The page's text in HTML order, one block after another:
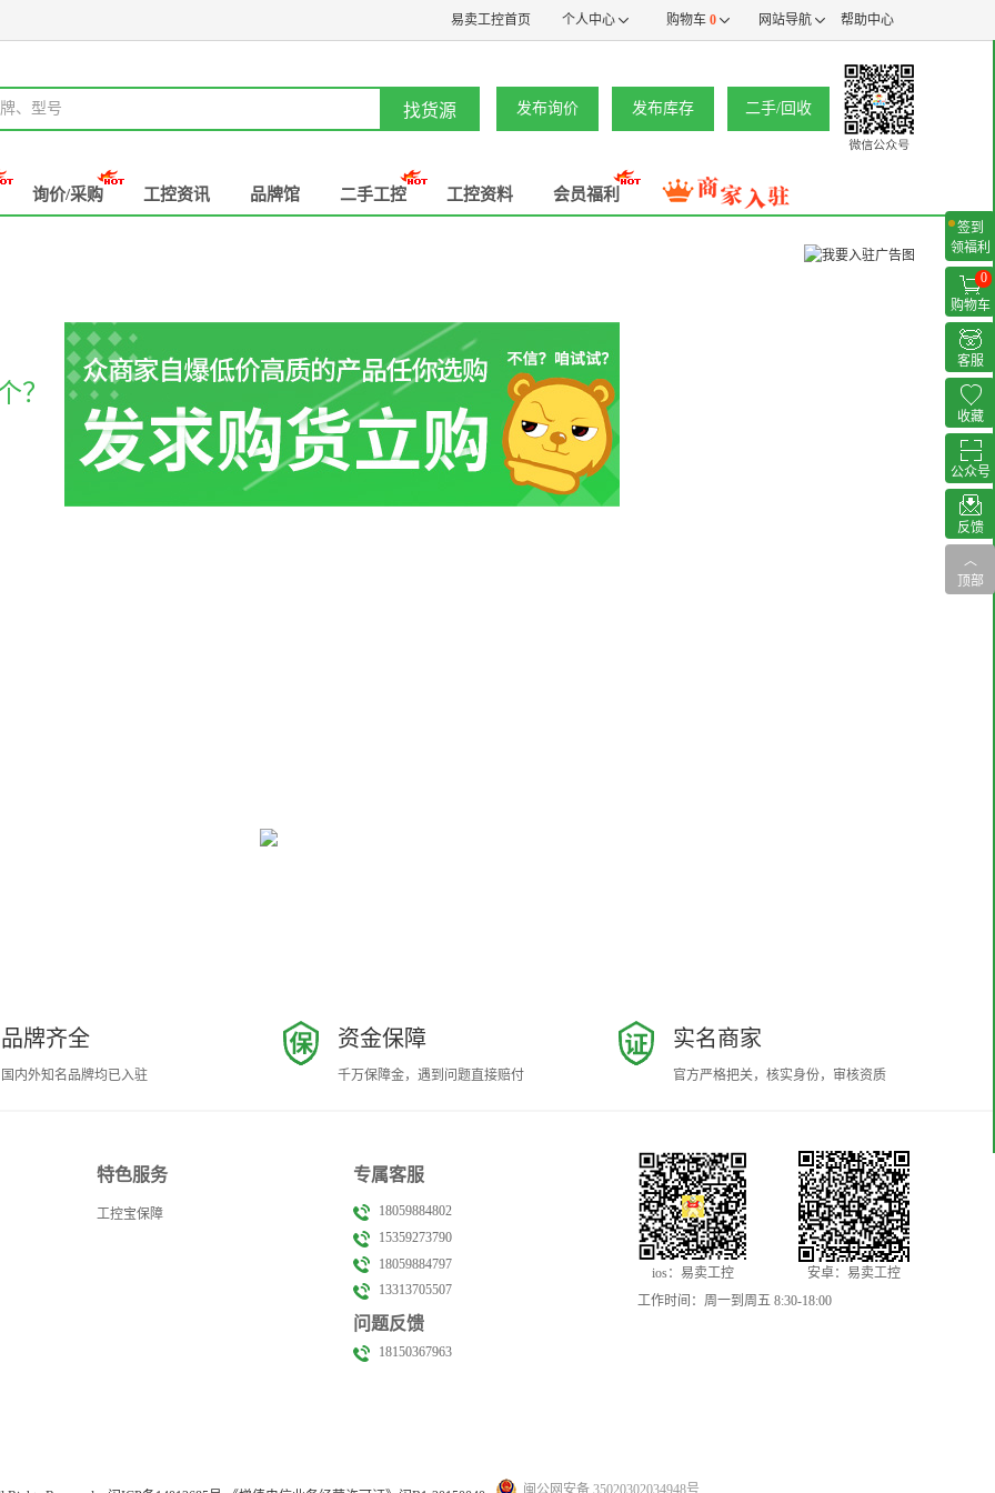
易卖工控首页 个人中心 购物车 0 网站导航 帮助中心
、型号 找货源 发布询价 发布库存 二手/回收
询价/采购 工控资讯 品牌馆 二手工控 工控资料 会员福利
？
品牌齐全
国内外知名品牌均已入驻
资金保障
千万保障金，遇到问题直接赔付
实名商家
官方严格把关，核实身份，审核资质
特色服务
工控宝保障
专属客服
18059884802
15359273790
18059884797
13313705507
问题反馈
18150367963
ios：易卖工控
安卓：易卖工控
工作时间：周一到周五 8:30-18:00
闽公网安备 35020302034948号
签到
领福利
0
购物车
客服
收藏
公众号
反馈
︿
顶部